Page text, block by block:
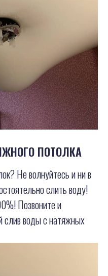
ПОТОЛКА
Не волнуйтесь и ни в
слить воду!
Позвоните и
воды с натяжных